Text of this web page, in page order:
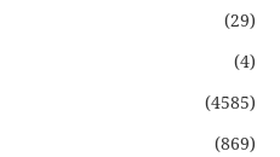
(29)
(4)
(4585)
(869)